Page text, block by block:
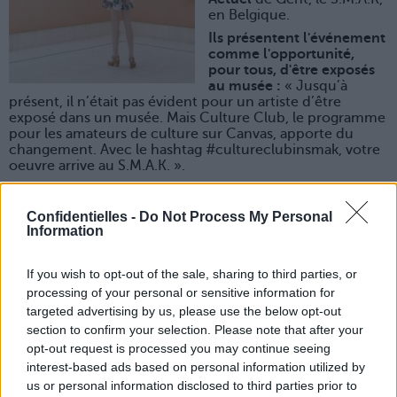
Confidentielles - Do Not Process My Personal
Information
If you wish to opt-out of the sale, sharing to third parties, or
processing of your personal or sensitive information for
targeted advertising by us, please use the below opt-out
section to confirm your selection. Please note that after your
opt-out request is processed you may continue seeing
interest-based ads based on personal information utilized by
us or personal information disclosed to third parties prior to
en Belgique.
Ils présentent l'événement
comme l'opportunité,
pour tous, d'être exposés
au musée : « Jusqu’à
présent, il n’était pas évident pour un artiste d’être
exposé dans un musée. Mais Culture Club, le programme
pour les amateurs de culture sur Canvas, apporte du
changement. Avec le hashtag #cultureclubinsmak, votre
oeuvre arrive au S.M.A.K. ».
L'expo est déjà en place,1985 personnes ont déjà été
A vous de jouer !